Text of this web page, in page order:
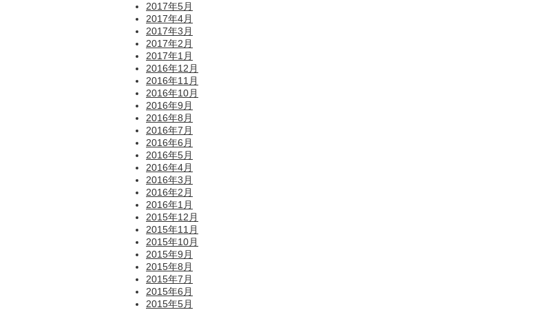
2017年5月
2017年4月
2017年3月
2017年2月
2017年1月
2016年12月
2016年11月
2016年10月
2016年9月
2016年8月
2016年7月
2016年6月
2016年5月
2016年4月
2016年3月
2016年2月
2016年1月
2015年12月
2015年11月
2015年10月
2015年9月
2015年8月
2015年7月
2015年6月
2015年5月